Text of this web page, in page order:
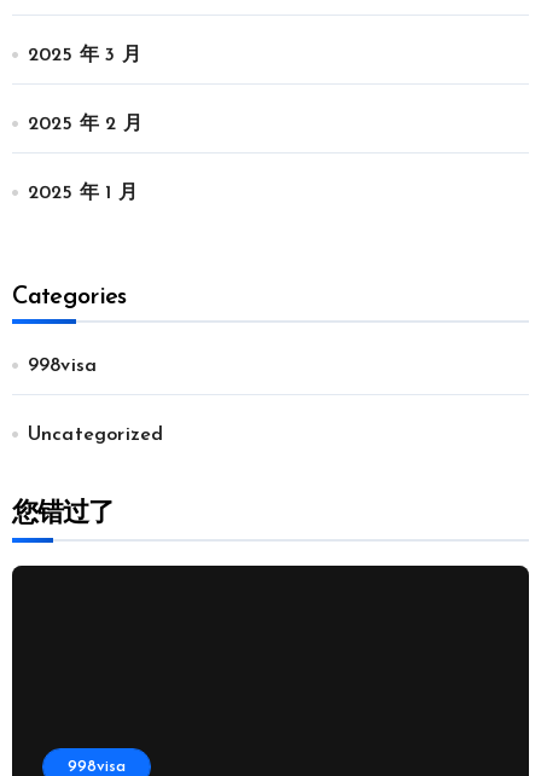
2025 年 3 月
2025 年 2 月
2025 年 1 月
Categories
998visa
Uncategorized
您错过了
998visa